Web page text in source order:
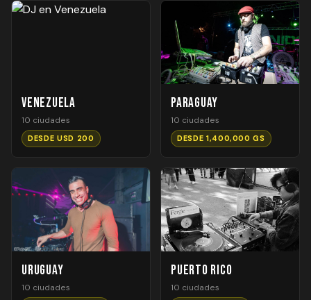
Venezuela
10 ciudades
DESDE USD 200
Paraguay
10 ciudades
DESDE 1,400,000 GS
Uruguay
10 ciudades
Puerto Rico
10 ciudades